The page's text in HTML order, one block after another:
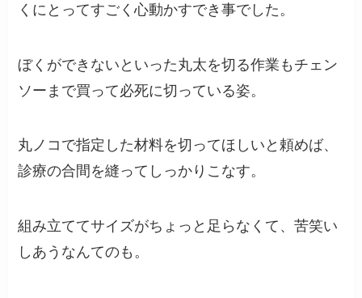
くにとってすごく心動かすでき事でした。
ぼくができないといった丸太を切る作業もチェン
ソーまで買って必死に切っている姿。
丸ノコで指定した材料を切ってほしいと頼めば、
診療の合間を縫ってしっかりこなす。
組み立ててサイズがちょっと足らなくて、苦笑い
しあうなんてのも。